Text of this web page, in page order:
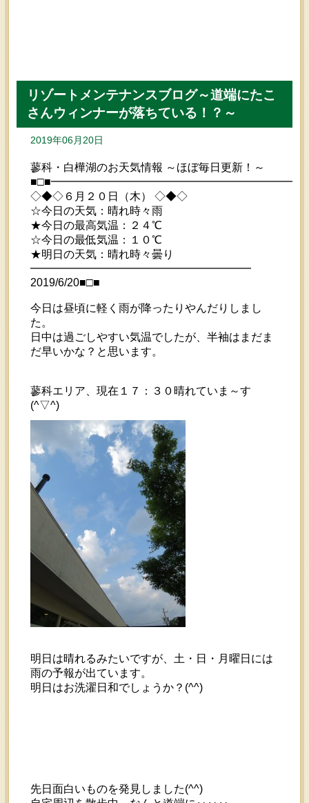
リゾートメンテナンスブログ～道端にたこ
さんウィンナーが落ちている！？～
2019年06月20日
蓼科・白樺湖のお天気情報 ～ほぼ毎日更新！～
◇◆◇６月２０日（木） ◇◆◇
☆今日の天気：晴れ時々雨
★今日の最高気温：２４℃
☆今日の最低気温：１０℃
★明日の天気：晴れ時々曇り
━━━━━━━━━━━━━━━━━━━━
2019/6/20■□■
今日は昼頃に軽く雨が降ったりやんだりしまし
た。
日中は過ごしやすい気温でしたが、半袖はまだま
だ早いかな？と思います。
蓼科エリア、現在１７：３０晴れていま～す
(^▽^)
明日は晴れるみたいですが、土・日・月曜日には
雨の予報が出ています。
明日はお洗濯日和でしょうか？(^^)
先日面白いものを発見しました(^^)